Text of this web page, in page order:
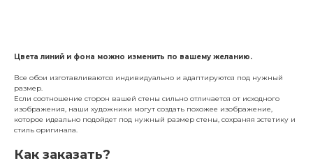
Цвета линий и фона можно изменить по вашему желанию.
Все обои изготавливаются индивидуально и адаптируются под нужный
размер.
Если соотношение сторон вашей стены сильно отличается от исходного
изображения, наши художники могут создать похожее изображение,
которое идеально подойдет под нужный размер стены, сохраняя эстетику и
стиль оригинала.
Как заказать?